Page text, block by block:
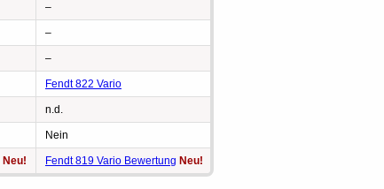
–
–
–
Fendt 822 Vario
n.d.
Nein
Neu! Fendt 819 Vario Bewertung Neu!